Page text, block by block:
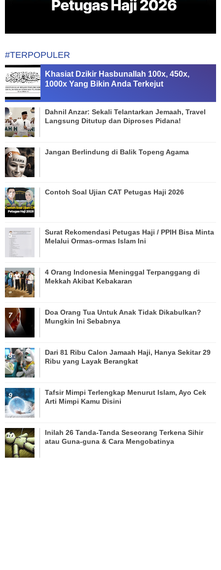
#TERPOPULER
Khasiat Dzikir Hasbunallah 100x, 450x,
1000x Yang Bikin Anda Terkejut
Dahnil Anzar: Sekali Telantarkan Jemaah, Travel
Langsung Ditutup dan Diproses Pidana!
Jangan Berlindung di Balik Topeng Agama
Contoh Soal Ujian CAT Petugas Haji 2026
Surat Rekomendasi Petugas Haji / PPIH Bisa Minta
Melalui Ormas-ormas Islam Ini
4 Orang Indonesia Meninggal Terpanggang di
Mekkah Akibat Kebakaran
Doa Orang Tua Untuk Anak Tidak Dikabulkan?
Mungkin Ini Sebabnya
Dari 81 Ribu Calon Jamaah Haji, Hanya Sekitar 29
Ribu yang Layak Berangkat
Tafsir Mimpi Terlengkap Menurut Islam, Ayo Cek
Arti Mimpi Kamu Disini
Inilah 26 Tanda-Tanda Seseorang Terkena Sihir
atau Guna-guna & Cara Mengobatinya